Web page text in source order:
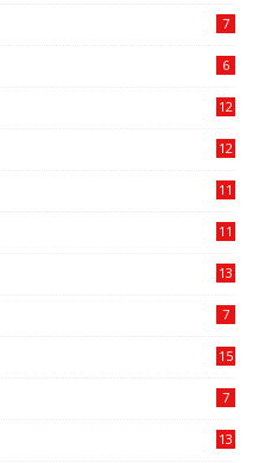
7
6
12
12
11
11
13
7
15
7
13